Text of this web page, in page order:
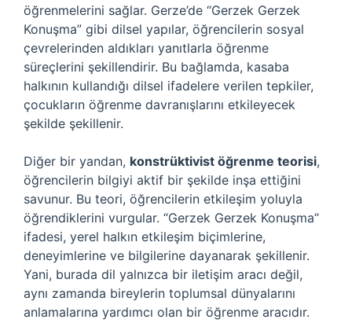
öğrenmelerini sağlar. Gerze’de “Gerzek Gerzek
Konuşma” gibi dilsel yapılar, öğrencilerin sosyal
çevrelerinden aldıkları yanıtlarla öğrenme
süreçlerini şekillendirir. Bu bağlamda, kasaba
halkının kullandığı dilsel ifadelere verilen tepkiler,
çocukların öğrenme davranışlarını etkileyecek
şekilde şekillenir.
Diğer bir yandan, konstrüktivist öğrenme teorisi,
öğrencilerin bilgiyi aktif bir şekilde inşa ettiğini
savunur. Bu teori, öğrencilerin etkileşim yoluyla
öğrendiklerini vurgular. “Gerzek Gerzek Konuşma”
ifadesi, yerel halkın etkileşim biçimlerine,
deneyimlerine ve bilgilerine dayanarak şekillenir.
Yani, burada dil yalnızca bir iletişim aracı değil,
aynı zamanda bireylerin toplumsal dünyalarını
anlamalarına yardımcı olan bir öğrenme aracıdır.